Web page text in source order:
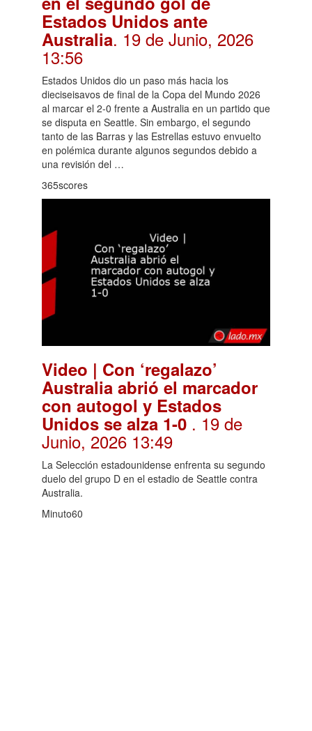
Estados Unidos ante
Australia. 19 de Junio, 2026
13:56
Estados Unidos dio un paso más hacia los
dieciseisavos de final de la Copa del Mundo 2026
al marcar el 2-0 frente a Australia en un partido que
se disputa en Seattle. Sin embargo, el segundo
tanto de las Barras y las Estrellas estuvo envuelto
en polémica durante algunos segundos debido a
una revisión del …
365scores
Video | Con ‘regalazo’
Australia abrió el marcador
con autogol y Estados
Unidos se alza 1-0 . 19 de
Junio, 2026 13:49
La Selección estadounidense enfrenta su segundo
duelo del grupo D en el estadio de Seattle contra
Australia.
Minuto60